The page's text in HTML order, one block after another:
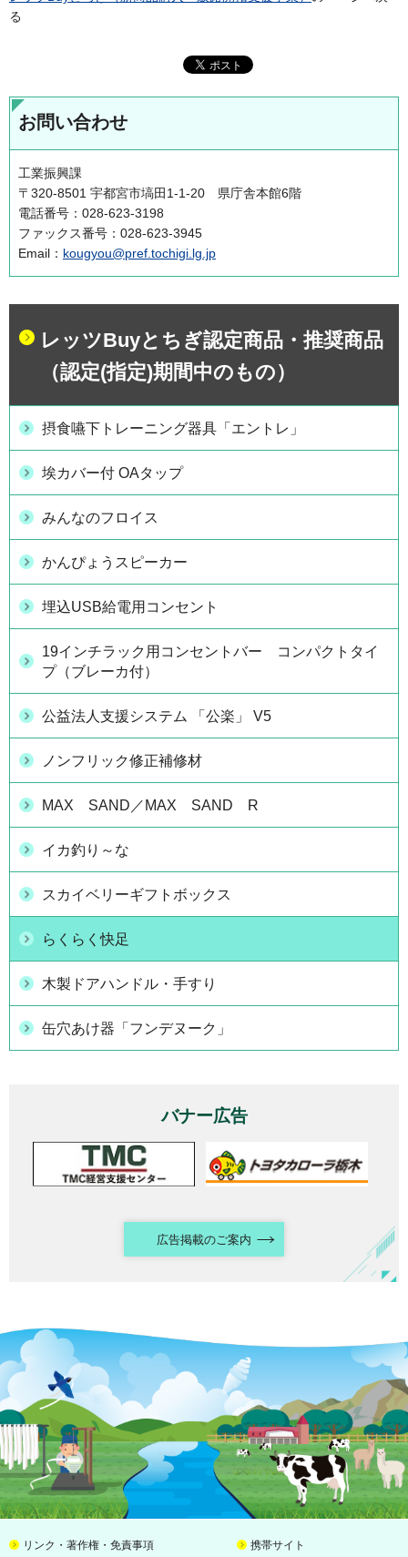
る
お問い合わせ
工業振興課
〒320-8501 宇都宮市塙田1-1-20 県庁舎本館6階
電話番号：028-623-3198
ファックス番号：028-623-3945
Email： kougyou@pref.tochigi.lg.jp
レッツBuyとちぎ認定商品・推奨商品
（認定(指定)期間中のもの）
摂食嚥下トレーニング器具「エントレ」
埃カバー付 OAタップ
みんなのフロイス
かんぴょうスピーカー
埋込USB給電用コンセント
19インチラック用コンセントバー コンパクトタイ
プ（ブレーカ付）
公益法人支援システム 「公楽」 V5
ノンフリック修正補修材
MAX SAND／MAX SAND R
イカ釣り～な
スカイベリーギフトボックス
らくらく快足
木製ドアハンドル・手すり
缶穴あけ器「フンデヌーク」
バナー広告
広告掲載のご案内
リンク・著作権・免責事項 携帯サイト